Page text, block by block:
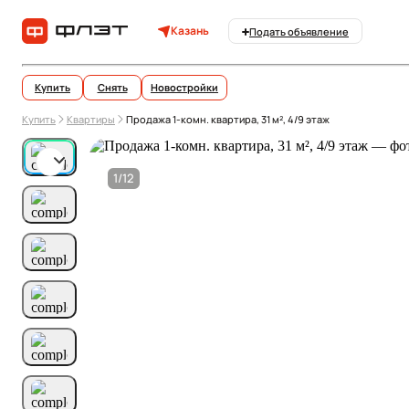
Казань Подать объявление
Купить Снять Новостройки
Купить Квартиры Продажа 1-комн. квартира, 31 м², 4/9 этаж
1/12